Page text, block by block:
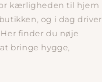
kærligheden til hjem
og i dag driver
finder du nøje
bringe hygge,